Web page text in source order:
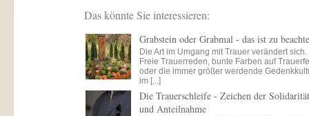
Das könnte Sie interessieren:
Grabstein oder Grabmal - das ist zu
Die Art im Umgang mit Trauer verändert sich.
Freie Trauerreden, bunte Farben auf
oder die immer größer werdende
im [...]
Die Trauerschleife - Zeichen der Solidarität
und Anteilnahme